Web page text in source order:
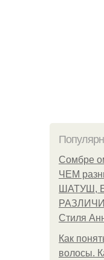
Сомбре
ЧЕМ
ШАТУШ,
Стиля
Как
волосы.